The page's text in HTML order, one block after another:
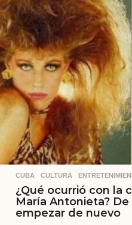
CUBA ,CULTURA ,
¿Qué ocurrió con la
María Antonieta?
empezar de nuevo